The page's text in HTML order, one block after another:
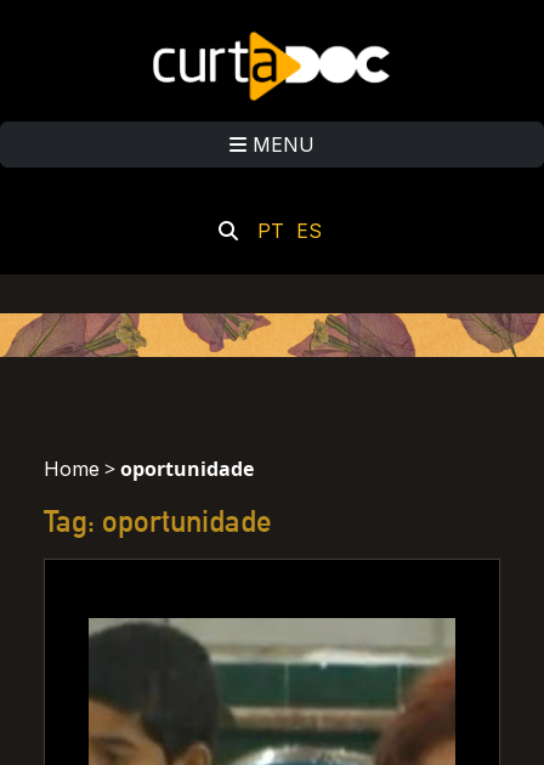
MENU
PT ES
Home >oportunidade
Tag: oportunidade